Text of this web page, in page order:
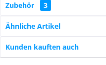
Zubehör 3
Ähnliche Artikel
Kunden kauften auch